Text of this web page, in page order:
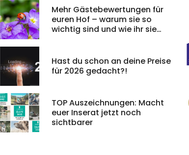
Mehr Gästebewertungen für
euren Hof – warum sie so
wichtig sind und wie ihr sie
Hast du schon an deine Preise
für 2026 gedacht?!
TOP Auszeichnungen: Macht
euer Inserat jetzt noch
sichtbarer